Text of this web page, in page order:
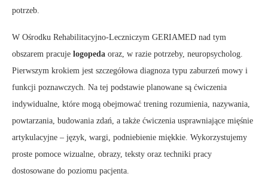
potrzeb.
W Ośrodku Rehabilitacyjno-Leczniczym GERIAMED nad tym
obszarem pracuje logopeda oraz, w razie potrzeby, neuropsycholog.
Pierwszym krokiem jest szczegółowa diagnoza typu zaburzeń mowy i
funkcji poznawczych. Na tej podstawie planowane są ćwiczenia
indywidualne, które mogą obejmować trening rozumienia, nazywania,
powtarzania, budowania zdań, a także ćwiczenia usprawniające mięśnie
artykulacyjne – język, wargi, podniebienie miękkie. Wykorzystujemy
proste pomoce wizualne, obrazy, teksty oraz techniki pracy
dostosowane do poziomu pacjenta.